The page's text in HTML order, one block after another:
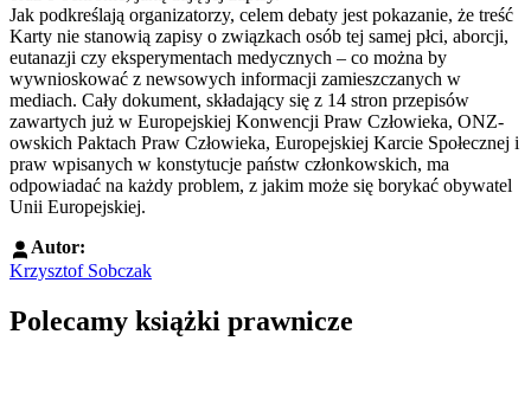
Jak podkreślają organizatorzy, celem debaty jest pokazanie, że treść
Karty nie stanowią zapisy o związkach osób tej samej płci, aborcji,
eutanazji czy eksperymentach medycznych – co można by
wywnioskować z newsowych informacji zamieszczanych w
mediach. Cały dokument, składający się z 14 stron przepisów
zawartych już w Europejskiej Konwencji Praw Człowieka, ONZ-
owskich Paktach Praw Człowieka, Europejskiej Karcie Społecznej i
praw wpisanych w konstytucje państw członkowskich, ma
odpowiadać na każdy problem, z jakim może się borykać obywatel
Unii Europejskiej.
Autor:
Krzysztof Sobczak
Polecamy książki prawnicze